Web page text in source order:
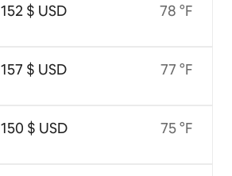
152 $ USD
157 $ USD
150 $ USD
78 °F
77 °F
75 °F